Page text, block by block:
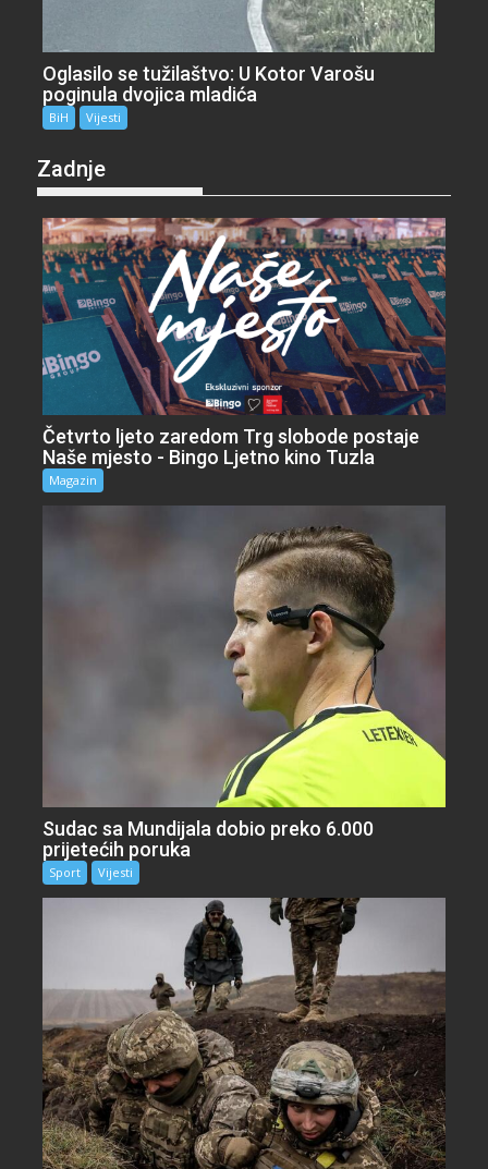
Oglasilo se tužilaštvo: U Kotor Varošu
poginula dvojica mladića
BiH Vijesti
Zadnje
Četvrto ljeto zaredom Trg slobode postaje
Naše mjesto - Bingo Ljetno kino Tuzla
Magazin
Sudac sa Mundijala dobio preko 6.000
prijetećih poruka
Sport Vijesti